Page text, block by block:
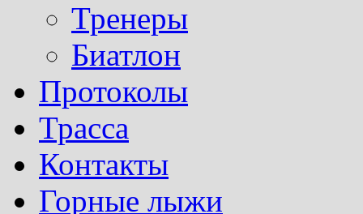
Тренеры
Биатлон
Протоколы
Трасса
Контакты
Горные лыжи